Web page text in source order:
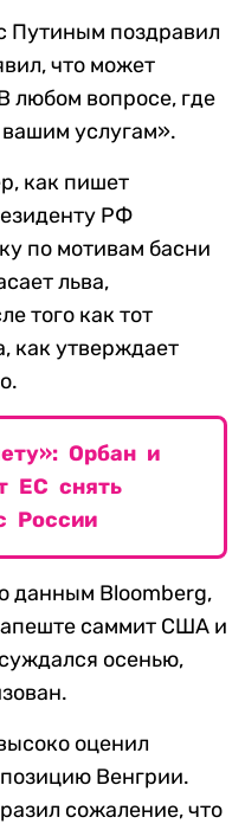
Путиным поздравил
что может
любом вопросе, где
услугам».
как пишет
РФ
по мотивам басни
льва,
того как тот
как утверждает
Орбан и
ЕС снять
России
данным Bloomberg,
саммит США и
осенью,
оценил
Венгрии.
сожаление, что